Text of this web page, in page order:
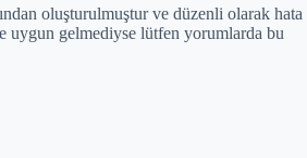
oluşturulmuştur ve düzenli olarak hata
uygun gelmediyse lütfen yorumlarda bu